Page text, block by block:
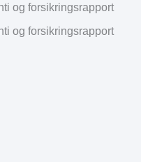
og forsikringsrapport
og forsikringsrapport